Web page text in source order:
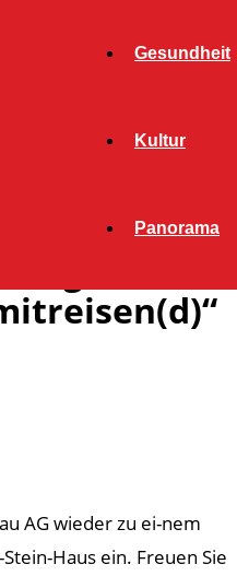
Gesundheit
Kultur
Panorama
der Bau AG – „Einfach
AG wieder zu ei-nem
Haus ein. Freuen Sie